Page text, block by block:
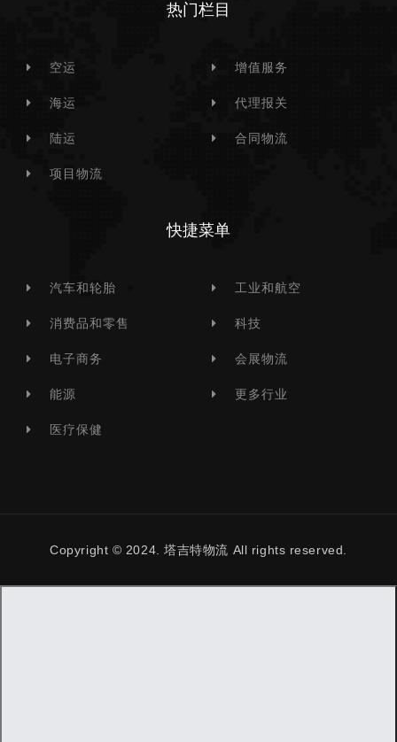
热门栏目
空运
海运
陆运
项目物流
增值服务
代理报关
合同物流
快捷菜单
汽车和轮胎
消费品和零售
电子商务
能源
医疗保健
工业和航空
科技
会展物流
更多行业
Copyright © 2024. 塔吉特物流 All rights reserved.